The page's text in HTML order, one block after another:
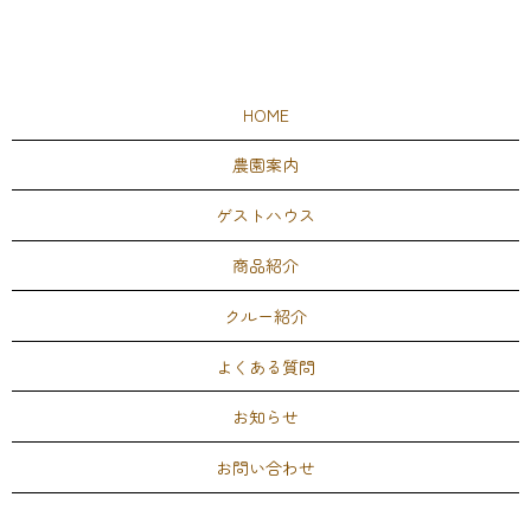
HOME
農園案内
ゲストハウス
商品紹介
クルー紹介
よくある質問
お知らせ
お問い合わせ